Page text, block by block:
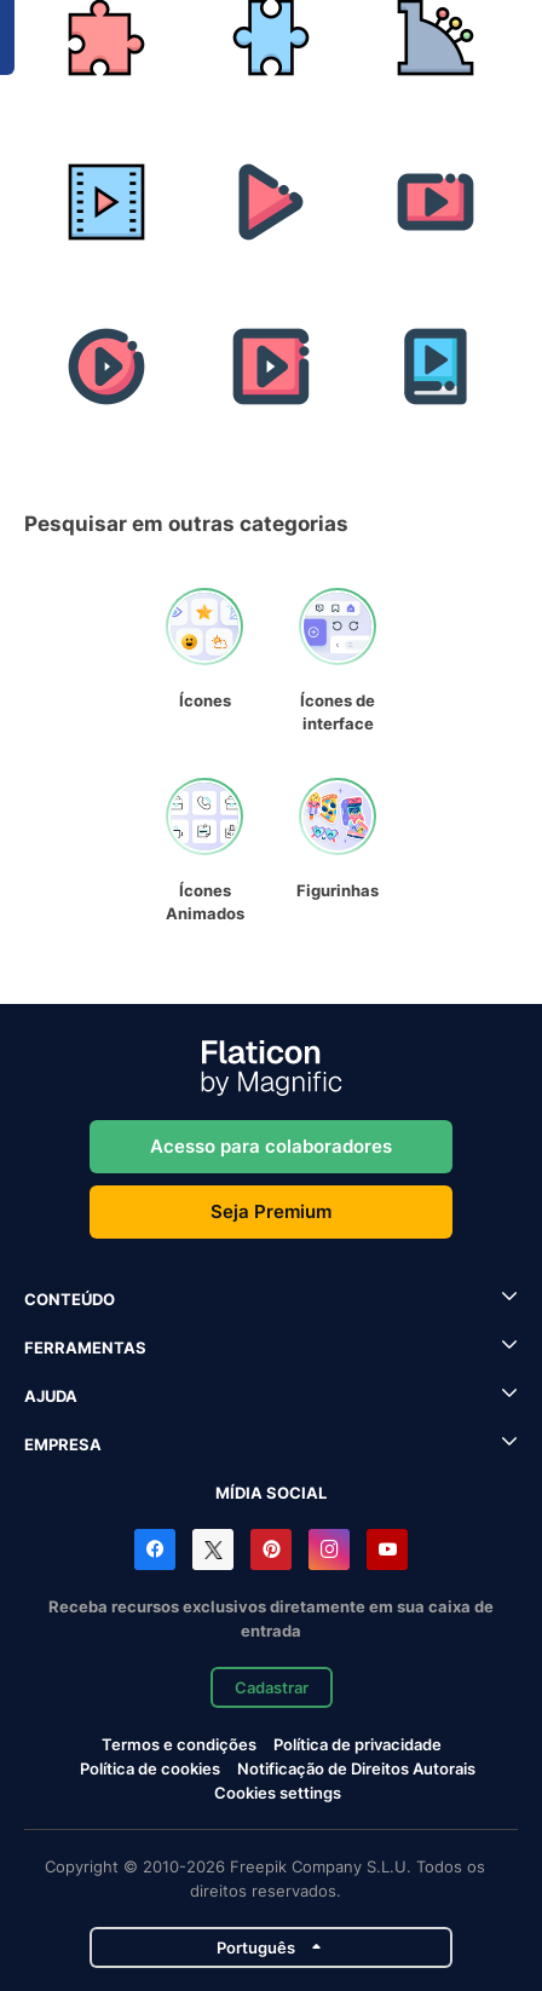
Pesquisar em outras categorias
Ícones
Ícones de
interface
Ícones
Animados
Figurinhas
Acesso para colaboradores
Seja Premium
CONTEÚDO
FERRAMENTAS
AJUDA
EMPRESA
MÍDIA SOCIAL
Receba recursos exclusivos diretamente em sua caixa de
entrada
Cadastrar
Termos e condições
Política de privacidade
Política de cookies
Notificação de Direitos Autorais
Cookies settings
Copyright © 2010-2026 Freepik Company S.L.U. Todos os
direitos reservados.
Português